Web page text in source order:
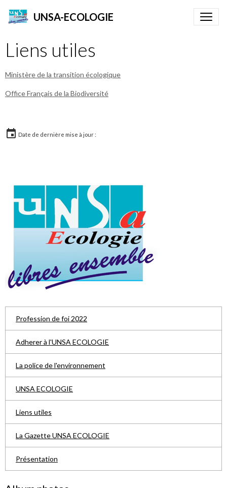
UNSA-ECOLOGIE
Liens utiles
Ministère de la transition écologique
Office Français de la Biodiversité
Date de dernière mise à jour :
Profession de foi 2022
Adherer à l'UNSA ECOLOGIE
La police de l'environnement
UNSA ECOLOGIE
Liens utiles
La Gazette UNSA ECOLOGIE
Présentation